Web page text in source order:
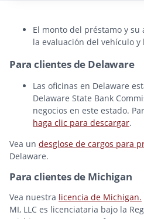
El monto del préstamo y
la evaluación del vehículo y
Para clientes de Delaware
Las oficinas en Delaware
Delaware State Bank
negocios en este estado.
haga clic para descargar.
Vea un desglose de cargos para
Delaware.
Para clientes de Michigan
Vea nuestra licencia de Michigan.
MI, LLC es licenciataria bajo la